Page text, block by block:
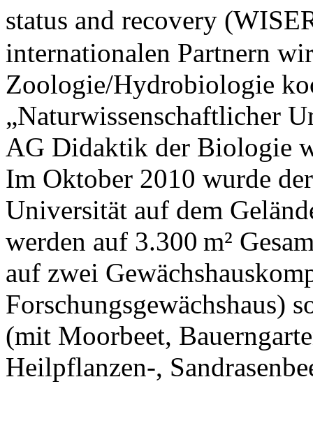
status and recovery
internationalen Partnern
Zoologie/Hydrobiologie
„Naturwissenschaftlicher
AG Didaktik der Biologie
Im Oktober 2010 wurde
Universität auf dem
werden auf 3.300 m²
auf zwei
Forschungsgewächshaus)
(mit Moorbeet,
Heilpflanzen-,